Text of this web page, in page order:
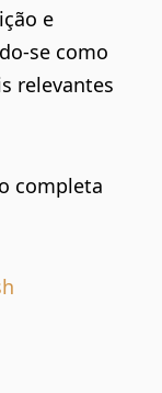
e
se como
relevantes
completa